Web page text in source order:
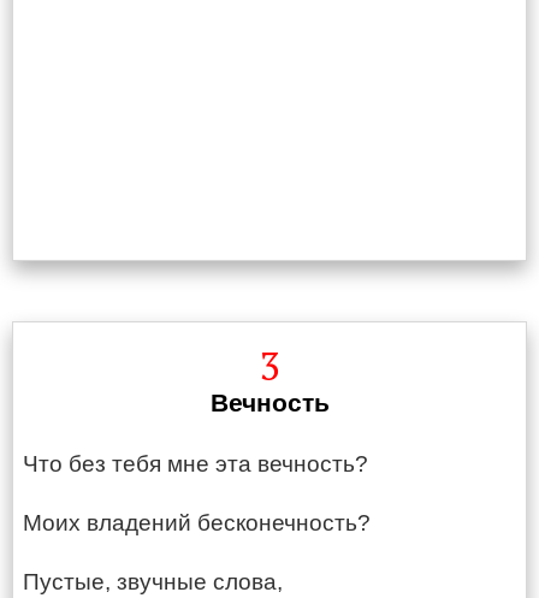
3
Вечность
Что без тебя мне эта вечность?
Моих владений бесконечность?
Пустые, звучные слова,